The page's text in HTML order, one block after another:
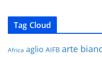
Tag Cloud
Africa aglio AIFB arte